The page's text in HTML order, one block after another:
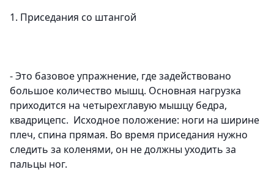
1. Приседания со штангой
- Это базовое упражнение, где задействовано
большое количество мышц. Основная нагрузка
приходится на четырехглавую мышцу бедра,
квадрицепс. Исходное положение: ноги на ширине
плеч, спина прямая. Во время приседания нужно
следить за коленями, он не должны уходить за
пальцы ног.